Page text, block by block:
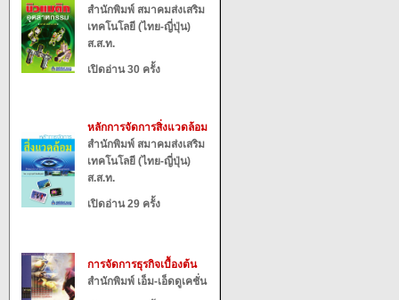
สำนักพิมพ์ สมาคมส่งเสริม
เทคโนโลยี (ไทย-ญี่ปุ่น)
ส.ส.ท.
เปิดอ่าน 30 ครั้ง
หลักการจัดการสิ่งแวดล้อม
สำนักพิมพ์ สมาคมส่งเสริม
เทคโนโลยี (ไทย-ญี่ปุ่น)
ส.ส.ท.
เปิดอ่าน 29 ครั้ง
การจัดการธุรกิจเบื้องต้น
สำนักพิมพ์ เอ็ม-เอ็ดดูเคชั่น